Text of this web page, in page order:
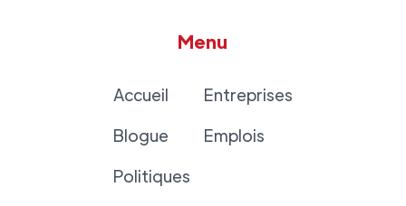
Menu
Accueil
Blogue
Politiques
Entreprises
Emplois